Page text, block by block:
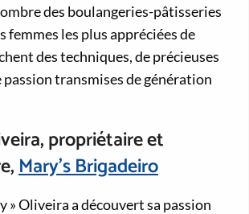
des boulangeries-pâtisseries
femmes les plus appréciées de
des techniques, de précieuses
transmises de génération
propriétaire et
Mary’s Brigadeiro
» Oliveira a découvert sa passion